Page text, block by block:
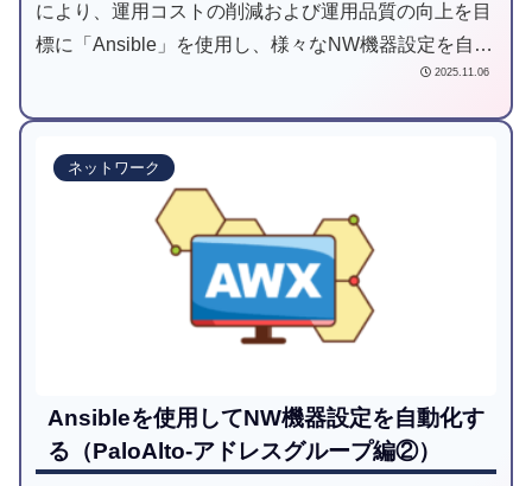
により、運用コストの削減および運用品質の向上を目
標に「Ansible」を使用し、様々なNW機器設定を自動
2025.11.06
ネットワーク
Ansibleを使用してNW機器設定を自動化す
る（PaloAlto-アドレスグループ編②）